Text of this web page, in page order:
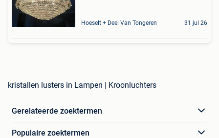
Hoeselt + Deel Van Tongeren 31 jul 26
kristallen lusters in Lampen | Kroonluchters
Gerelateerde zoektermen
Populaire zoektermen